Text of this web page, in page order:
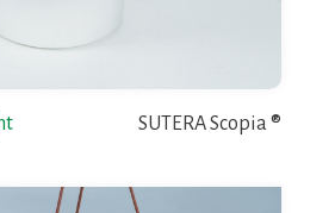
SUTERA Scopia ®